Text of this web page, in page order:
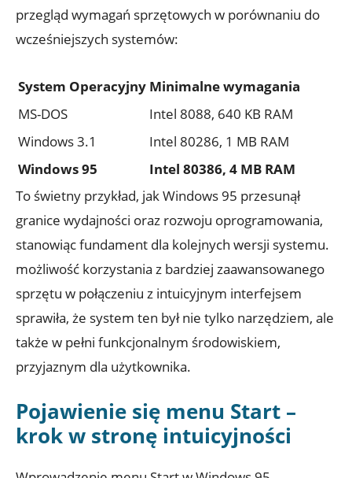
przegląd wymagań sprzętowych w porównaniu do
wcześniejszych systemów:
System Operacyjny Minimalne wymagania
MS-DOS
Intel 8088, 640 KB RAM
Windows 3.1
Intel 80286, 1 MB RAM
Windows 95
Intel 80386, 4 MB RAM
To świetny przykład, jak Windows 95 przesunął
granice wydajności oraz rozwoju oprogramowania,
stanowiąc fundament dla kolejnych wersji systemu.
możliwość korzystania z bardziej zaawansowanego
sprzętu w połączeniu z intuicyjnym interfejsem
sprawiła, że system ten był nie tylko narzędziem, ale
także w pełni funkcjonalnym środowiskiem,
przyjaznym dla użytkownika.
Pojawienie się menu Start –
krok w stronę intuicyjności